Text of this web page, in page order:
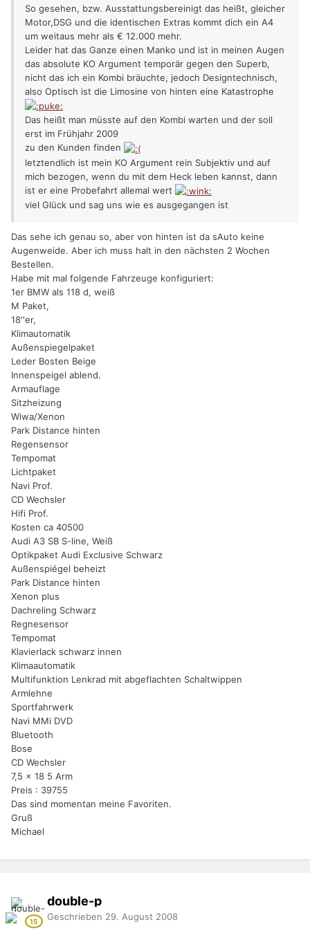
So gesehen, bzw. Ausstattungsbereinigt das heißt, gleicher
Motor,DSG und die identischen Extras kommt dich ein A4
um weitaus mehr als € 12.000 mehr.
Leider hat das Ganze einen Manko und ist in meinen Augen
das absolute KO Argument temporär gegen den Superb,
nicht das ich ein Kombi bräuchte, jedoch Designtechnisch,
also Optisch ist die Limosine von hinten eine Katastrophe
Das heißt man müsste auf den Kombi warten und der soll
erst im Frühjahr 2009
zu den Kunden finden
letztendlich ist mein KO Argument rein Subjektiv und auf
mich bezogen, wenn du mit dem Heck leben kannst, dann
ist er eine Probefahrt allemal wert
viel Glück und sag uns wie es ausgegangen ist
Das sehe ich genau so, aber von hinten ist da sAuto keine
Augenweide. Aber ich muss halt in den nächsten 2 Wochen
Bestellen.
Habe mit mal folgende Fahrzeuge konfiguriert:
1er BMW als 118 d, weiß
M Paket,
18''er,
Klimautomatik
Außenspiegelpaket
Leder Bosten Beige
Innenspeigel ablend.
Armauflage
Sitzheizung
Wiwa/Xenon
Park Distance hinten
Regensensor
Tempomat
Lichtpaket
Navi Prof.
CD Wechsler
Hifi Prof.
Kosten ca 40500
Audi A3 SB S-line, Weiß
Optikpaket Audi Exclusive Schwarz
Außenspiégel beheizt
Park Distance hinten
Xenon plus
Dachreling Schwarz
Regnesensor
Tempomat
Klavierlack schwarz innen
Klimaautomatik
Multifunktion Lenkrad mit abgeflachten Schaltwippen
Armlehne
Sportfahrwerk
Navi MMi DVD
Bluetooth
Bose
CD Wechsler
7,5 x 18 5 Arm
Preis : 39755
Das sind momentan meine Favoriten.
Gruß
Michael
double-p
Geschrieben 29. August 2008